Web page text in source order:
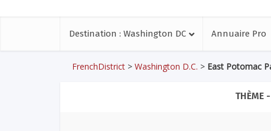
Destination : Washington DC Annuaire Pro
FrenchDistrict > Washington D.C. > East Potomac
THÈME